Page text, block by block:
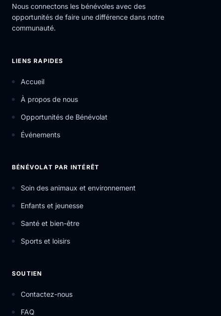
Nous connectons les bénévoles avec des
opportunités de faire une différence dans notre
communauté.
LIENS RAPIDES
Accueil
À propos de nous
Opportunités de Bénévolat
Événements
BÉNÉVOLAT PAR INTÉRÊT
Soin des animaux et environnement
Enfants et jeunesse
Santé et bien-être
Sports et loisirs
SOUTIEN
Contactez-nous
FAQ